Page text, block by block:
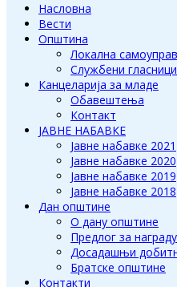
Насловна
Вести
Општина
Локална
Службени гласници
Канцеларија за младе
Обавештења
Контакт
ЈАВНЕ НАБАВКЕ
Јавне набавке 2021
Јавне набавке 2020
Јавне набавке 2019
Јавне набавке 2018
Дан општине
О дану општине
Предлог за
Досадашњи
Братске општине
Контакти